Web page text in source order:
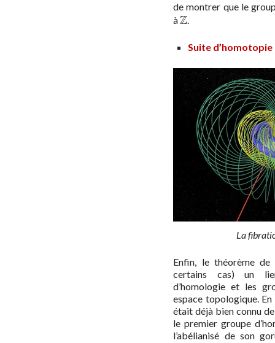
de montrer que le
àZ
Z.
Suite d’homotopie
La
Enfin, le théorème
certains cas) un
d’homologie et les
espace topologique.
était déjà bien connu
le premier groupe
l’abélianisé de son